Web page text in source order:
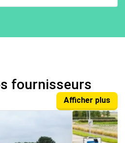
fournisseurs
Afficher plus